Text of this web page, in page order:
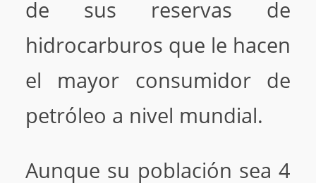
de sus reservas de
hidrocarburos que le hacen
el mayor consumidor de
petróleo a nivel mundial.
Aunque su población sea 4